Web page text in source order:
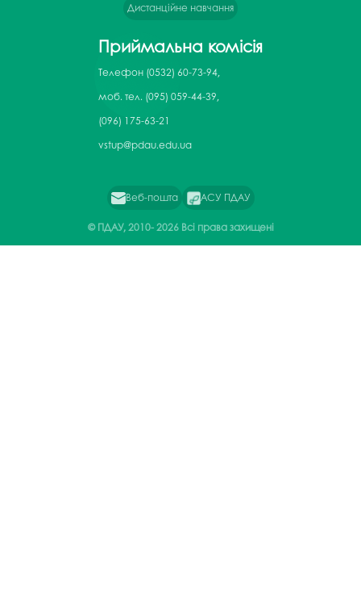
Дистанційне навчання
Приймальна комісія
Телефон (0532) 60-73-94,
моб. тел. (095) 059-44-39,
(096) 175-63-21
vstup@pdau.edu.ua
Веб-пошта АСУ ПДАУ
© ПДАУ, 2010-2026 Всі права захищені